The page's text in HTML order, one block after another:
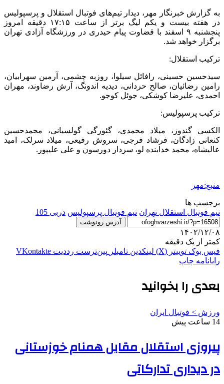
به گزارش خبرنگار مهر، دیدار تیم‌های فوتبال استقلال و پرسپولیس
در هفته بیست و یکم لیگ برتر از ساعت ۱۷:۱۵ دقیقه امروز
پنجشنبه ۹ اسفند با قضاوت پیام حیدری در ورزشگاه آزادی تهران
برگزار خواهد شد.
ترکیب استقلال:
سیدحسین حسینی، رافائل سیلوا، روزبه چشمی، آرمین سهرابیان،
رامین رضائیان، صالح حردانی، دیدیه اندونگ، آرش رضاوند، مهران
احمدی، علیرضا کوشکی، جوئل کوجو.
ترکیب پرسپولیس:
الکسی گندوز، میلاد محمدی، گئورگی گولسیانی، محمدحسین
کنعانی زادگان، فرشاد فرجی، سروش رفیعی، میلاد سرلک، امید
عالیشاه، محمد خدابنده لو، سردار دورسون و علی علیپور.
منبع:مهر
برچسب ها
تیم فوتبال استقلال تهران تیم فوتبال پرسپولیس دربی 105
آدرس رونوشت
۱۴۰۲/۱۲/۰۸
کمتر از یک دقیقه
فیس بوک توییتر (X) لینکدین ‫تامبلر ‫پین‌ترست ‫رددیت ‫VKontakte
رایانامه چاپ
بعدی را بخوانید
ورزش > فوتبال ایران
14 ساعت پیش
پیروزی استقلال مقابل همنام خوزستانی
در دیداری تدارکاتی